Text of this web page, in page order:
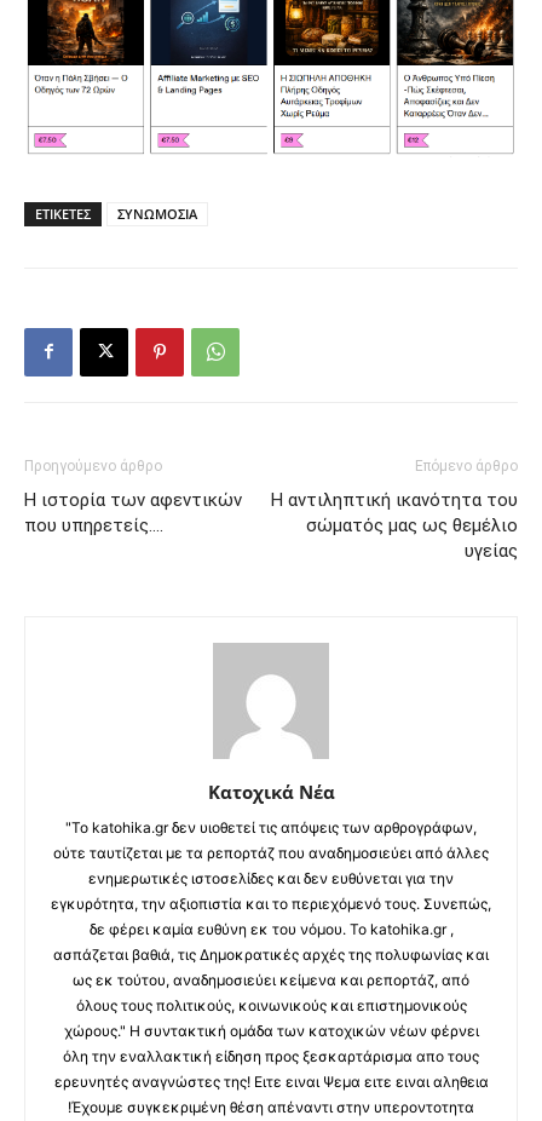
ΕΤΙΚΕΤΕΣ ΣΥΝΩΜΟΣΙΑ
Προηγούμενο άρθρο
Η ιστορία των αφεντικών
που υπηρετείς….
Επόμενο άρθρο
Η αντιληπτική ικανότητα του
σώματός μας ως θεμέλιο
υγείας
Κατοχικά Νέα
"Το katohika.gr δεν υιοθετεί τις απόψεις των αρθρογράφων,
ούτε ταυτίζεται με τα ρεπορτάζ που αναδημοσιεύει από άλλες
ενημερωτικές ιστοσελίδες και δεν ευθύνεται για την
εγκυρότητα, την αξιοπιστία και το περιεχόμενό τους. Συνεπώς,
δε φέρει καμία ευθύνη εκ του νόμου. Το katohika.gr ,
ασπάζεται βαθιά, τις Δημοκρατικές αρχές της πολυφωνίας και
ως εκ τούτου, αναδημοσιεύει κείμενα και ρεπορτάζ, από
όλους τους πολιτικούς, κοινωνικούς και επιστημονικούς
χώρους." Η συντακτική ομάδα των κατοχικών νέων φέρνει
όλη την εναλλακτική είδηση προς ξεσκαρτάρισμα απο τους
ερευνητές αναγνώστες της! Ειτε ειναι Ψεμα ειτε ειναι αληθεια
!Έχουμε συγκεκριμένη θέση απέναντι στην υπεροντοτητα